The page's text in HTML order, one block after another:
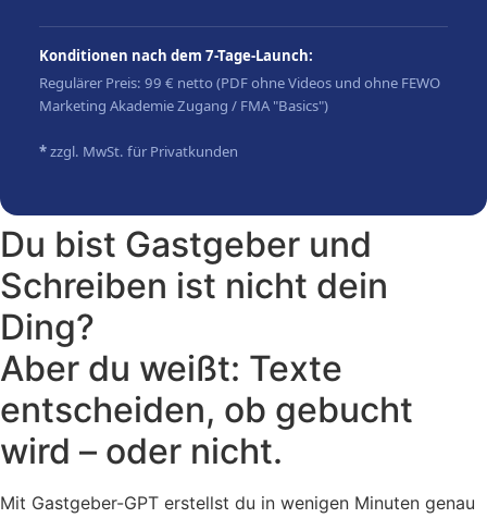
Konditionen nach dem 7-Tage-Launch:
Regulärer Preis: 99 € netto (PDF ohne Videos und ohne FEWO
Marketing Akademie Zugang / FMA "Basics")
*zzgl. MwSt. für Privatkunden
Du bist Gastgeber und
Schreiben ist nicht dein
Ding?
Aber du weißt: Texte
entscheiden, ob gebucht
wird – oder nicht.
Mit Gastgeber-GPT erstellst du in wenigen Minuten genau